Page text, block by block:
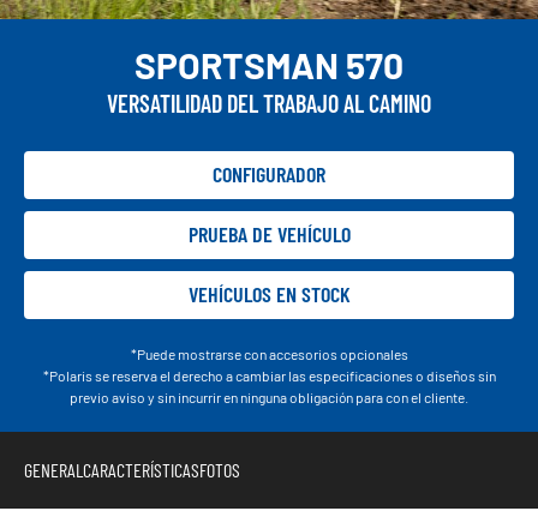
SPORTSMAN 570
VERSATILIDAD DEL TRABAJO AL CAMINO
CONFIGURADOR
PRUEBA DE VEHÍCULO
VEHÍCULOS EN STOCK
*Puede mostrarse con accesorios opcionales
*Polaris se reserva el derecho a cambiar las especificaciones o diseños sin
previo aviso y sin incurrir en ninguna obligación para con el cliente.
GENERALCARACTERÍSTICASFOTOS